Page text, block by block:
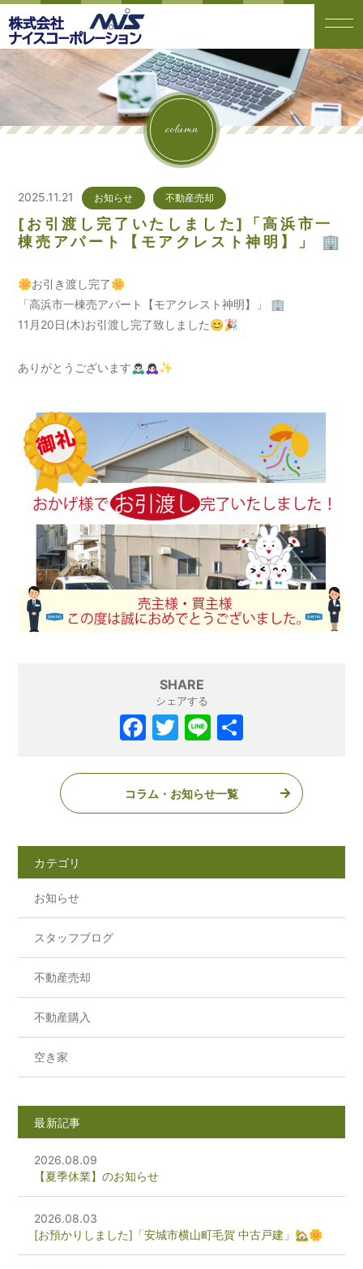
column
2025.11.21 お知らせ 不動産売却
[お引渡し完了いたしました]「高浜市一
棟売アパート【モアクレスト神明】」 🏢
🌼お引き渡し完了🌼
「高浜市一棟売アパート【モアクレスト神明】」 🏢
11月20日(木)お引渡し完了致しました😊🎉
ありがとうございます🙇🏻‍♂️🙇🏻‍♀️✨
SHARE
シェアする
コラム・お知らせ一覧
カテゴリ
お知らせ
スタッフブログ
不動産売却
不動産購入
空き家
最新記事
2026.08.09
【夏季休業】のお知らせ
2026.08.03
[お預かりしました]「安城市横山町毛賀 中古戸建」🏡🌼